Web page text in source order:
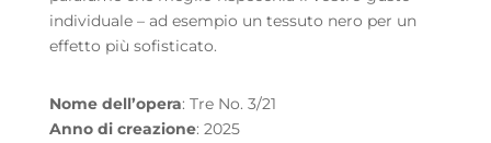
individuale – ad esempio un tessuto nero per un
effetto più sofisticato.
Nome dell’opera: Tre No. 3/21
Anno di creazione: 2025